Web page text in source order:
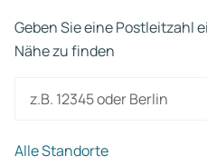
Geben Sie eine Postleitzahl
Nähe zu finden
z.B. 12345 oder Berlin
Alle Standorte